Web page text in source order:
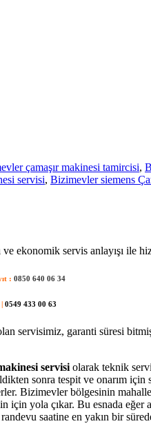
çamaşır makinesi tamircisi,
servisi, Bizimevler siemens
ekonomik servis anlayışı ile
: 0850 640 06 34
| 0549 433 00 63
servisimiz, garanti süresi
servisi olarak teknik
sonra tespit ve onarım için
Bizimevler bölgesinin
yola çıkar. Bu esnada eğer
saatine en yakın bir